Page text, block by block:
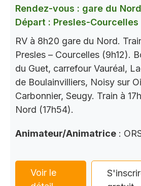
Rendez-vous : gare du Nord
Départ : Presles-Courcelles
RV à 8h20 gare du Nord.
Presles – Courcelles (9h12).
du Guet, carrefour Vauréal,
de Boulainvilliers, Noisy sur
Carbonnier, Seugy. Train à
Nord (17h54).
Animateur/Animatrice :
Voir le